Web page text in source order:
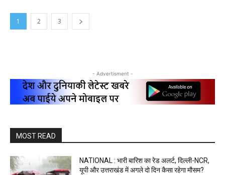
1 2 3
- Advertisment -
MOST READ
NATIONAL : भारी बारिश का रेड अलर्ट, दिल्ली-NCR,
यूपी और उत्तराखंड में अगले दो दिन कैसा रहेगा मौसम?